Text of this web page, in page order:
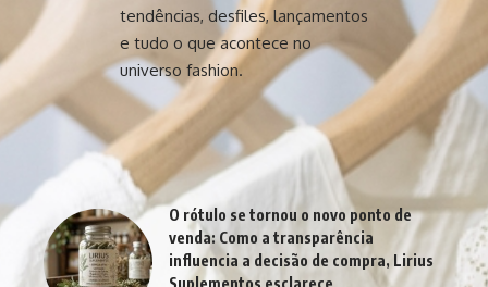
tendências, desfiles, lançamentos
e tudo o que acontece no
universo fashion.
O rótulo se tornou o novo ponto de
venda: Como a transparência
influencia a decisão de compra, Lirius
Suplementos esclarece